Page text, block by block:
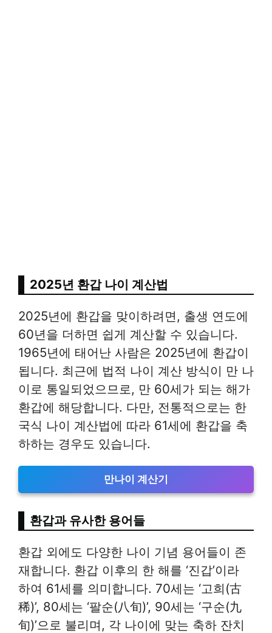
2025년 환갑 나이 계산법
2025년에 환갑을 맞이하려면, 출생 연도에
60년을 더하면 쉽게 계산할 수 있습니다.
1965년에 태어난 사람은 2025년에 환갑이
됩니다. 최근에 법적 나이 계산 방식이 만 나
이로 통일되었으므로, 만 60세가 되는 해가
환갑에 해당합니다. 다만, 전통적으로는 한
국식 나이 계산법에 따라 61세에 환갑을 축
하하는 경우도 있습니다.
만나이 계산기
환갑과 유사한 용어들
환갑 외에도 다양한 나이 기념 용어들이 존
재합니다. 환갑 이후의 한 해를 ‘진갑’이라
하여 61세를 의미합니다. 70세는 ‘고희(古
稀)’, 80세는 ‘팔순(八旬)’, 90세는 ‘구순(九
旬)’으로 불리며, 각 나이에 맞는 축하 잔치